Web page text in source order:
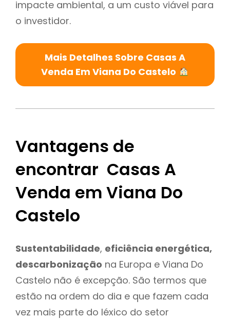
impacte ambiental, a um custo viável para
o investidor.
Mais Detalhes Sobre Casas A
Venda Em Viana Do Castelo
Vantagens de
encontrar Casas A
Venda em Viana Do
Castelo
Sustentabilidade, eficiência energética,
descarbonização na Europa e Viana Do
Castelo não é excepção. São termos que
estão na ordem do dia e que fazem cada
vez mais parte do léxico do setor